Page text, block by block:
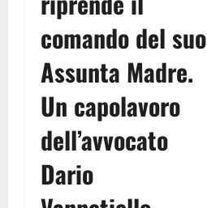
comando del suo
Assunta Madre.
Un capolavoro
dell’avvocato
Dario